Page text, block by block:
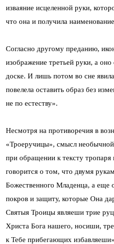
изваяние исцеленной руки,
что она и получила
Согласно другому преданию,
изображение третьей руки, а оно
доске. И лишь потом во сне
повелела оставить образ без
не по естеству».
Несмотря на противоречия в
«Троеручицы», смысл
при обращении к тексту
говорится о том, что двумя
Божественного Младенца, а еще
покров и защиту, которые Она
Святыя Троицы являеши трие
Христа Бога нашего, носиши,
к Тебе прибегающих